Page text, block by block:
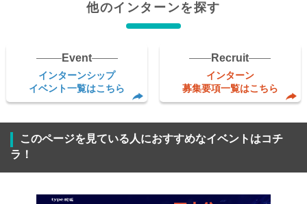
他のインターンを探す
Event
インターンシップ
イベント一覧はこちら
Recruit
インターン
募集要項一覧はこちら
このページを見ている人におすすめなイベントはコチ
ラ！